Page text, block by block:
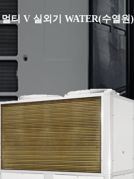
멀티 V 실외기 WATER(수열원)